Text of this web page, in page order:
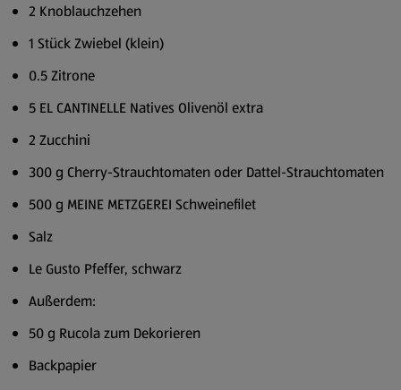
2 Knoblauchzehen
1 Stück Zwiebel (klein)
0.5 Zitrone
5 EL CANTINELLE Natives Olivenöl extra
2 Zucchini
300 g Cherry-Strauchtomaten oder Dattel-Strauchtomaten
500 g MEINE METZGEREI Schweinefilet
Salz
Le Gusto Pfeffer, schwarz
Außerdem:
50 g Rucola zum Dekorieren
Backpapier